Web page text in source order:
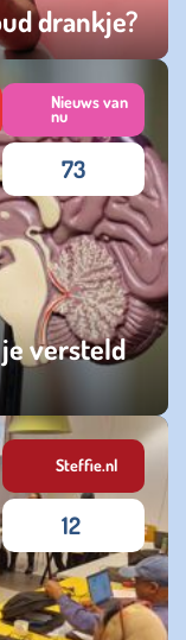
drankje?
versteld
Nieuws van
nu
73
Steffie.nl
12